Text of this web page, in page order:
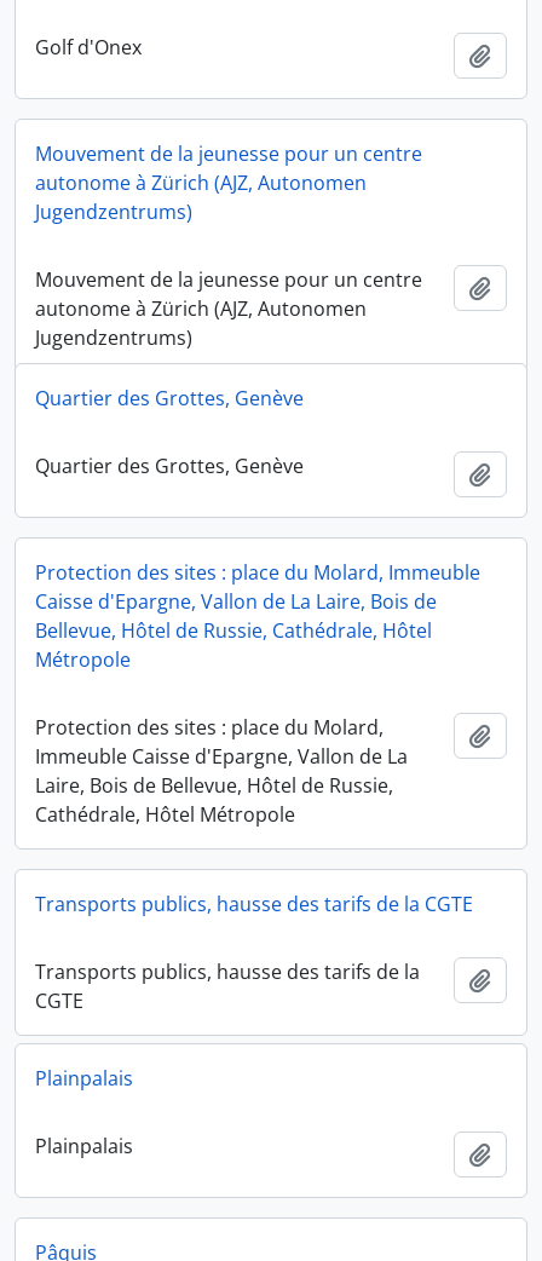
Golf d'Onex
Mouvement de la jeunesse pour un centre
autonome à Zürich (AJZ, Autonomen
Jugendzentrums)
Mouvement de la jeunesse pour un centre
autonome à Zürich (AJZ, Autonomen
Jugendzentrums)
Quartier des Grottes, Genève
Quartier des Grottes, Genève
Protection des sites : place du Molard, Immeuble
Caisse d'Epargne, Vallon de La Laire, Bois de
Bellevue, Hôtel de Russie, Cathédrale, Hôtel
Métropole
Protection des sites : place du Molard,
Immeuble Caisse d'Epargne, Vallon de La
Laire, Bois de Bellevue, Hôtel de Russie,
Cathédrale, Hôtel Métropole
Transports publics, hausse des tarifs de la CGTE
Transports publics, hausse des tarifs de la
CGTE
Plainpalais
Plainpalais
Pâquis